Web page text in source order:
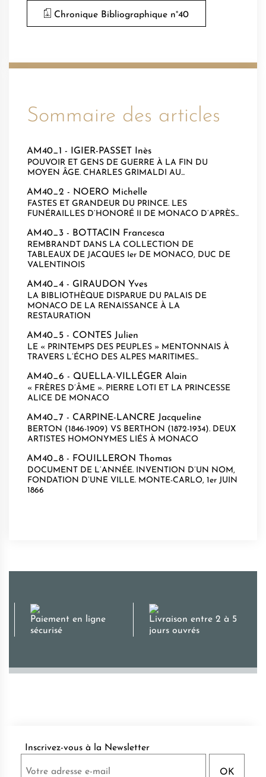
Chronique Bibliographique n°40
Sommaire des articles
AM40_1 - IGIER-PASSET Inès
POUVOIR ET GENS DE GUERRE À LA FIN DU
MOYEN ÂGE. CHARLES GRIMALDI AU...
AM40_2 - NOERO Michelle
FASTES ET GRANDEUR DU PRINCE. LES
FUNÉRAILLES D’HONORÉ II DE MONACO D’APRÈS...
AM40_3 - BOTTACIN Francesca
REMBRANDT DANS LA COLLECTION DE
TABLEAUX DE JACQUES Ier DE MONACO, DUC DE
VALENTINOIS
AM40_4 - GIRAUDON Yves
LA BIBLIOTHÈQUE DISPARUE DU PALAIS DE
MONACO DE LA RENAISSANCE À LA
RESTAURATION
AM40_5 - CONTES Julien
LE « PRINTEMPS DES PEUPLES » MENTONNAIS À
TRAVERS L’ÉCHO DES ALPES MARITIMES...
AM40_6 - QUELLA-VILLÉGER Alain
« FRÈRES D’ÂME ». PIERRE LOTI ET LA PRINCESSE
ALICE DE MONACO
AM40_7 - CARPINE-LANCRE Jacqueline
BERTON (1846-1909) VS BERTHON (1872-1934). DEUX
ARTISTES HOMONYMES LIÉS À MONACO
AM40_8 - FOUILLERON Thomas
DOCUMENT DE L’ANNÉE. INVENTION D’UN NOM,
FONDATION D’UNE VILLE. MONTE-CARLO, 1er JUIN
1866
Paiement en ligne
sécurisé
Livraison entre 2 à 5
jours ouvrés
Inscrivez-vous à la Newsletter